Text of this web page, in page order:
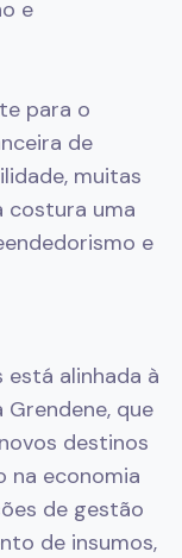
e
para o
de
muitas
costura uma
e
alinhada à
que
destinos
na economia
de gestão
de insumos,